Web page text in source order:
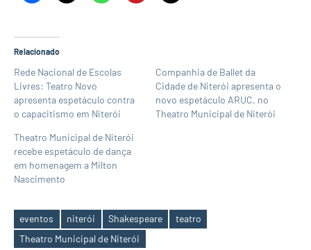
Relacionado
Rede Nacional de Escolas
Livres: Teatro Novo
apresenta espetáculo contra
o capacitismo em Niterói
Companhia de Ballet da
Cidade de Niterói apresenta o
novo espetáculo ARUC, no
Theatro Municipal de Niterói
Theatro Municipal de Niterói
recebe espetáculo de dança
em homenagem a Milton
Nascimento
Tags
eventos niterói Shakespeare
teatro
Theatro Municipal de Niterói